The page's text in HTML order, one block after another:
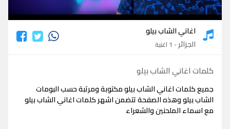
كلمات اغاني الشاب بيلو
اغاني الشاب بيلو
الجزائر- 1 اغنية
كلمات اغاني الشاب بيلو
جميع كلمات اغاني الشاب بيلو مكتوبة ومرتبة حسب البومات
الشاب بيلو وهذه الصفحة تتضمن اشهر كلمات اغاني الشاب بيلو
مع اسماء الملحنين والشعراء